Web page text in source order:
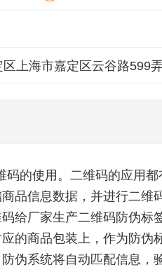
区上海市嘉定区云谷路599
码的使用。二维码的应用都
品信息数据，并进行二维
给厂家生产二维码防伪标
的商品包装上，作为防伪
伪系统将自动匹配信息，